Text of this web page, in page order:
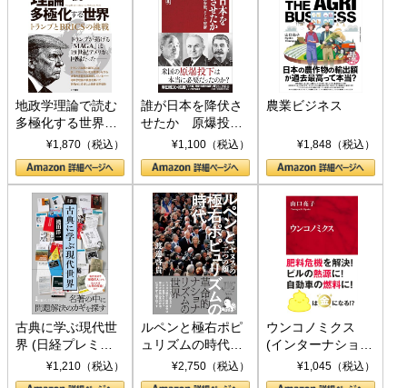
地政学理論で読む
多極化する世界：
トランプとBRICS
の挑戦
¥1,870（税込）
誰が日本を降伏さ
せたか 原爆投
下、ソ連参戦、そ
して聖断 (PHP新
書)
¥1,100（税込）
農業ビジネス
¥1,848（税込）
古典に学ぶ現代世
界 (日経プレミア
シリーズ)¥1,210（税込）
ルペンと極右ポピ
ュリズムの時代：
〈ヤヌス〉の二つ
の顔
¥2,750（税込）
ウンコノミクス
(インターナショナ
ル新書)¥1,045（税込）